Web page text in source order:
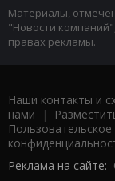
Материалы,
"Новости
правах рекламы.
Наши контакты и
нами |
Реклама на сайте: